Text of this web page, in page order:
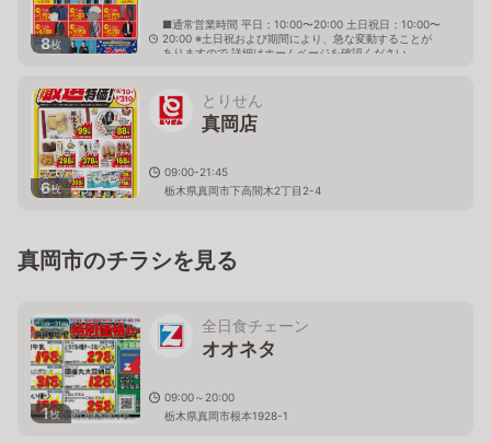
8枚
■通常営業時間 平日：10:00〜20:00 土日祝日：10:00〜
20:00 ※土日祝および期間により、急な変動することが
ありますので 詳細はホームページを確認ください
6枚
とりせん
真岡店
09:00-21:45
栃木県真岡市下高間木2丁目2-4
真岡市のチラシを見る
1枚
全日食チェーン
オオネタ
09:00～20:00
栃木県真岡市根本1928-1